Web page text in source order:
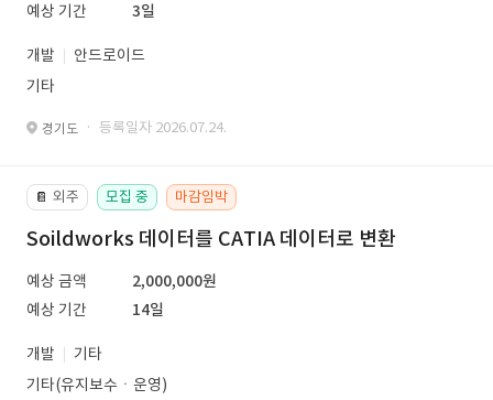
예상 기간
3일
개발
안드로이드
기타
경기도 · 등록일자 2026.07.24.
📔 외주 모집 중 마감임박
Soildworks 데이터를 CATIA 데이터로 변환
예상 금액
2,000,000원
예상 기간
14일
개발
기타
기타(유지보수ㆍ운영)